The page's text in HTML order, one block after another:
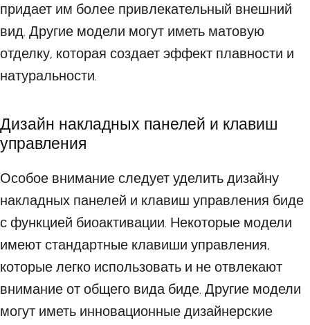
придает им более привлекательный внешний
вид. Другие модели могут иметь матовую
отделку, которая создает эффект плавности и
натуральности.
Дизайн накладных панелей и клавиш
управления
Особое внимание следует уделить дизайну
накладных панелей и клавиш управления биде
с функцией биоактивации. Некоторые модели
имеют стандартные клавиши управления,
которые легко использовать и не отвлекают
внимание от общего вида биде. Другие модели
могут иметь инновационные дизайнерские